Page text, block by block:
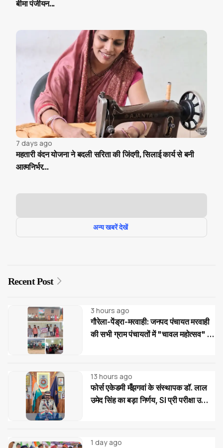
बीमा पंजीयन...
7 days ago
महतारी वंदन योजना ने बदली सरिता की जिंदगी, सिलाई कार्य से बनी
आत्मनिर्भर...
अन्य खबरें देखें
Recent Post
3 hours ago
गौरेला-पेंड्रा-मरवाही: जनपद पंचायत मरवाही
की सभी ग्राम पंचायतों में "चावल महोत्सव" के
13 hours ago
फोर्स एकेडमी मँझगवां के संस्थापक डॉ. लाल
उमेद सिंह का बड़ा निर्णय, SI प्री परीक्षा उत्तीर्ण
1 day ago